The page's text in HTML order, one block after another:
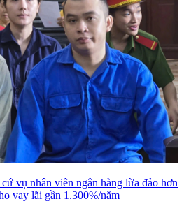
vụ nhân viên ngân hàng lừa đảo hơn
vay lãi gần 1.300%/năm